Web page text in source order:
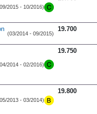
2015 - 10/2016)
(03/2014 - 09/2015)
19.700
2014 - 02/2016)
19.750
2013 - 03/2014)
19.800